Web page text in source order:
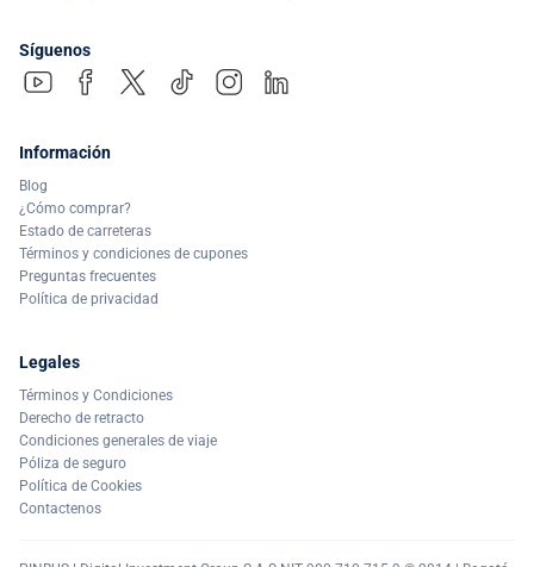
Síguenos
Información
Blog
¿Cómo comprar?
Estado de carreteras
Términos y condiciones de cupones
Preguntas frecuentes
Política de privacidad
Legales
Términos y Condiciones
Derecho de retracto
Condiciones generales de viaje
Póliza de seguro
Política de Cookies
Contactenos